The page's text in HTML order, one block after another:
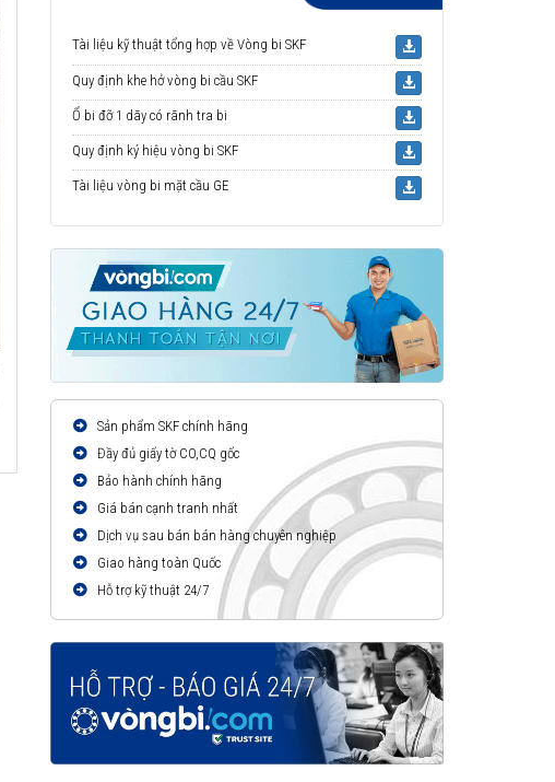
Tài liệu kỹ thuật tổng hợp về Vòng bi SKF
Quy định khe hở vòng bi cầu SKF
Ổ bi đỡ 1 dãy có rãnh tra bi
Quy định ký hiệu vòng bi SKF
Tài liệu vòng bi mặt cầu GE
Sản phẩm SKF chính hãng
Đầy đủ giấy tờ CO,CQ gốc
Bảo hành chính hãng
Giá bán cạnh tranh nhất
Dịch vụ sau bán bán hàng chuyên nghiệp
Giao hàng toàn Quốc
Hỗ trợ kỹ thuật 24/7